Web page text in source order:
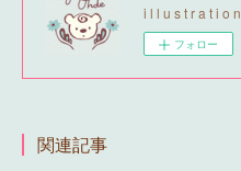
i l l u s t r a t i o n
フォロー
関連記事